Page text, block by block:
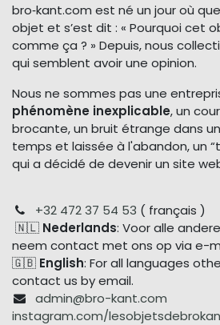
bro‑kant.com est né un jour où
objet et s’est dit : « Pourquoi cet
comme ça ? » Depuis, nous
qui semblent avoir une opinion.
Nous ne sommes pas une
phénomène inexplicable, un
brocante, un bruit étrange dans
temps et laissée à l'abandon, un
qui a décidé de devenir un site
+32 472 37 54 53 ( français )
🇳🇱 Nederlands: Voor alle
neem contact met ons op via e-
🇬🇧 English: For all languages
contact us by email.
admin@bro-kant.com
instagram.com/